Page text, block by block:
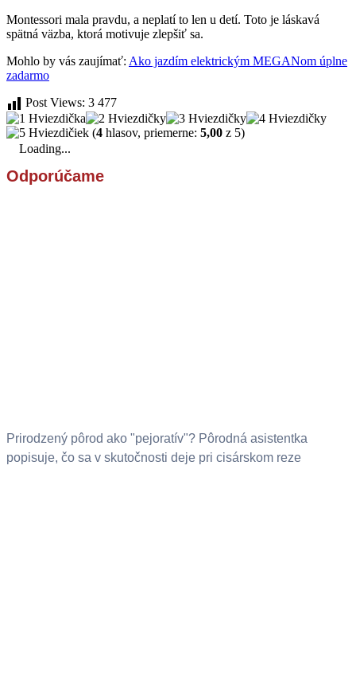
Montessori mala pravdu, a neplatí to len u detí. Toto je láskavá
spätná väzba, ktorá motivuje zlepšiť sa.
Mohlo by vás zaujímať: Ako jazdím elektrickým MEGANom úplne
zadarmo
Post Views: 3 477
(4 hlasov, priemerne: 5,00 z 5)
Loading...
Odporúčame
Prirodzený pôrod ako "pejoratív"? Pôrodná asistentka
popisuje, čo sa v skutočnosti deje pri cisárskom reze